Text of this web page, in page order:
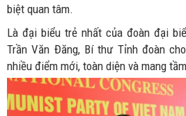
biệt quan tâm.
Là đại biểu trẻ nhất của đoàn đại
Trần Văn Đăng, Bí thư Tỉnh đoàn
nhiều điểm mới, toàn diện và mang